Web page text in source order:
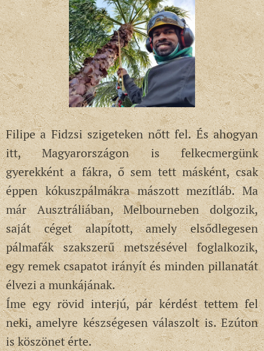
Filipe a Fidzsi szigeteken nőtt fel. És ahogyan
itt, Magyarországon is felkecmergünk
gyerekként a fákra, ő sem tett másként, csak
éppen kókuszpálmákra mászott mezítláb. Ma
már Ausztráliában, Melbourneben dolgozik,
saját céget alapított, amely elsődlegesen
pálmafák szakszerű metszésével foglalkozik,
egy remek csapatot irányít és minden pillanatát
élvezi a munkájának.
Íme egy rövid interjú, pár kérdést tettem fel
neki, amelyre készségesen válaszolt is. Ezúton
is köszönet érte.